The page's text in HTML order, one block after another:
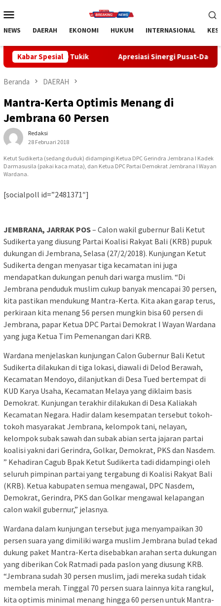
ke
Mobile
NEWS DAERAH EKONOMI HUKUM INTERNASIONAL
Kabar Spesial
Tukik Apresiasi Sinergi Pusat-Daerah, Bupati Bangli
Beranda DAERAH
Mantra-Kerta Optimis Menang di
Jembrana 60 Persen
Redaksi
28 Februari 2018
Ketut Sudikerta (sedang duduk) didampingi Ketua DPC Gerindra Jembrana I Kadek
Darmasusila (pakai kaca mata), dan Ketua DPC Partai Demokrat Jembrana I Wayan
Wardana.
[socialpoll id=”2481371″]
JEMBRANA, JARRAK POS– Calon wakil gubernur Bali Ketut
Sudikerta yang diusung Partai Koalisi Rakyat Bali (KRB) pupuk
dukungan di Jembrana, Selasa (27/2/2018). Kunjungan Ketut
Sudikerta dengan menyasar tiga kecamatan ini juga
mendapatkan dukungan penuh dari warga muslim. “Di
Jembrana penduduk muslim cukup banyak mencapai 30 persen,
kita pastikan mendukung Mantra-Kerta. Kita akan garap terus,
perkiraan kita menang 56 persen mungkin bisa 60 persen di
Jembrana, papar Ketua DPC Partai Demokrat I Wayan Wardana
yang juga Ketua Tim Pemenangan dari KRB.
Wardana menjelaskan kunjungan Calon Gubernur Bali Ketut
Sudikerta dilakukan di tiga lokasi, diawali di Delod Berawah,
Kecamatan Mendoyo, dilanjutkan di Desa Tued bertempat di
KUD Karya Usaha, Kecamatan Melaya yang diklaim basis
Demokrat. Kunjungan terakhir dilakukan di Desa Kaliakah
Kecamatan Negara. Hadir dalam kesempatan tersebut tokoh-
tokoh masyarakat Jembrana, kelompok tani, nelayan,
kelompok subak sawah dan subak abian serta jajaran partai
koalisi yakni dari Gerindra, Golkar, Demokrat, PKS dan Nasdem.
” Kehadiran Cagub Bpak Ketut Sudikerta tadi didampingi oleh
seluruh pimpinan partai yang tergabung di Koalisi Rakyat Bali
(KRB). Ketua kabupaten semua mengawal, DPC Nasdem,
Demokrat, Gerindra, PKS dan Golkar mengawal kelapangan
calon wakil gubernur,” jelasnya.
Wardana dalam kunjungan tersebut juga menyampaikan 30
persen suara yang dimiliki warga muslim Jembrana bulad tekad
dukung paket Mantra-Kerta disebabkan arahan serta dukungan
yang diberikan Cok Ratmadi pada paslon yang diusung KRB.
“Jembrana sudah 30 persen muslim, jadi mereka sudah tidak
membela merah. Tinggal 70 persen suara lainnya kita rangkul,
kita optimis minimal menang hingga 60 persen untuk Mantra-